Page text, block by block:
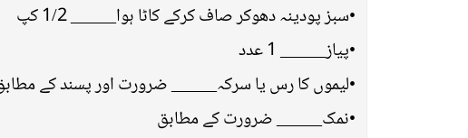
•سبز پودینہ دھوکر صاف کرکے کاٹا ہوا_____ 1/2 کپ
•پیاز_____ 1 عدد
•لیموں کا رس یا سرکہ_____ ضرورت اور پسند کے
•نمک_____ ضرورت کے مطابق